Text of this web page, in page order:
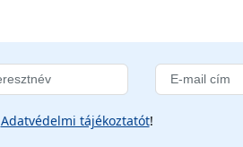
Adatvédelmi tájékoztatót!